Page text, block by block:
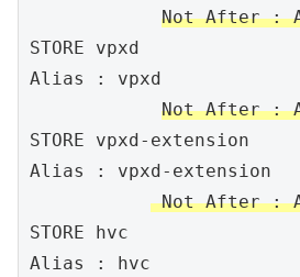
Not After :
STORE vpxd
Alias :	vpxd
Not After :
STORE vpxd-extension
Alias :	vpxd-extension
Not After :
STORE hvc
Alias :	hvc